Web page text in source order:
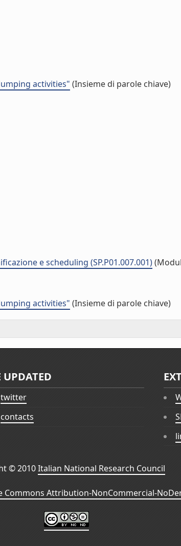
activities" (Insieme di parole chiave)
e scheduling (SP.P01.007.001)
activities" (Insieme di parole chiave)
UPDATED
twitter
contacts
© 2010Italian National Research Council
Commons Attribution-NonCommercial-